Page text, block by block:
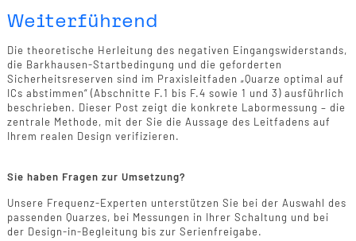
Weiterführend
Die theoretische Herleitung des negativen Eingangswiderstands,
die Barkhausen-Startbedingung und die geforderten
Sicherheitsreserven sind im Praxisleitfaden „Quarze optimal auf
ICs abstimmen“ (Abschnitte F.1 bis F.4 sowie 1 und 3) ausführlich
beschrieben. Dieser Post zeigt die konkrete Labormessung – die
zentrale Methode, mit der Sie die Aussage des Leitfadens auf
Ihrem realen Design verifizieren.
Sie haben Fragen zur Umsetzung?
Unsere Frequenz-Experten unterstützen Sie bei der Auswahl des
passenden Quarzes, bei Messungen in Ihrer Schaltung und bei
der Design-in-Begleitung bis zur Serienfreigabe.